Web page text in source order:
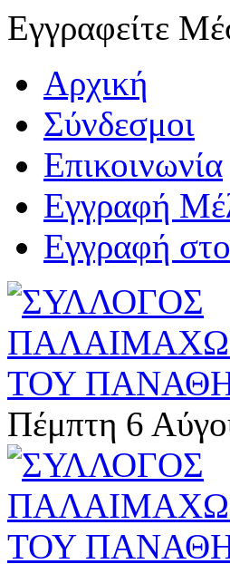
Εγγραφείτε
Αρχική
Σύνδεσμοι
Επικοινωνία
Εγγραφή
Εγγραφή
Πέμπτη 6